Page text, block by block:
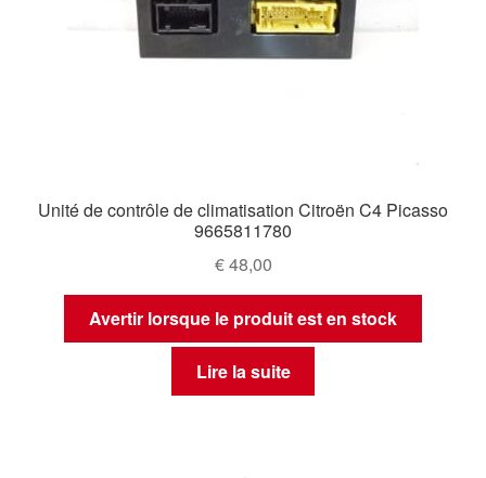
Unité de contrôle de climatisation Citroën C4 Picasso
9665811780
€48,00
Avertir lorsque le produit est en stock
Lire la suite